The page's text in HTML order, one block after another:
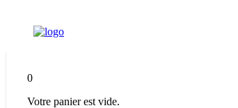
0
Votre panier est vide.